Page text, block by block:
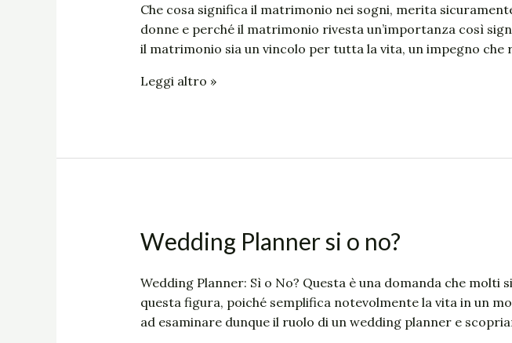
Che cosa significa il matrimonio nei sogni, merita
donne e perché il matrimonio rivesta un’importanza così
il matrimonio sia un vincolo per tutta la vita, un impegno
il
matrimonio
nei
sogni?
Leggi altro »
Wedding Planner si o no?
Wedding Planner: Sì o No? Questa è una domanda che
questa figura, poiché semplifica notevolmente la vita in un
ad esaminare dunque il ruolo di un wedding planner e
Wedding
Planner
no?